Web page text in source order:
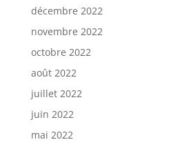
décembre 2022
novembre 2022
octobre 2022
août 2022
juillet 2022
juin 2022
mai 2022